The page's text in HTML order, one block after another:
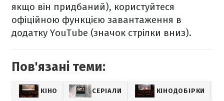
якщо він придбаний), користуйтеся
офіційною функцією завантаження в
додатку YouTube (значок стрілки вниз).
Пов'язані теми:
КІНО СЕРІАЛИ КІНОДОБІРКИ